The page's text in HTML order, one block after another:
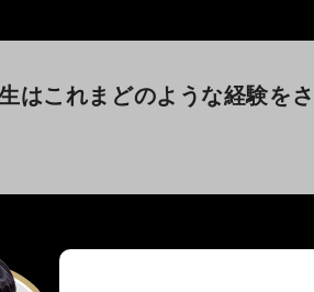
はこれまどのような経験を